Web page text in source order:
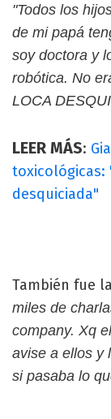
"Todos los
de mi papá
soy doctora y
robótica. No
LOCA
LEER MÁS:
toxicológicas:
desquiciada"
También fue
miles de
company. Xq
avise a ellos y
si pasaba lo